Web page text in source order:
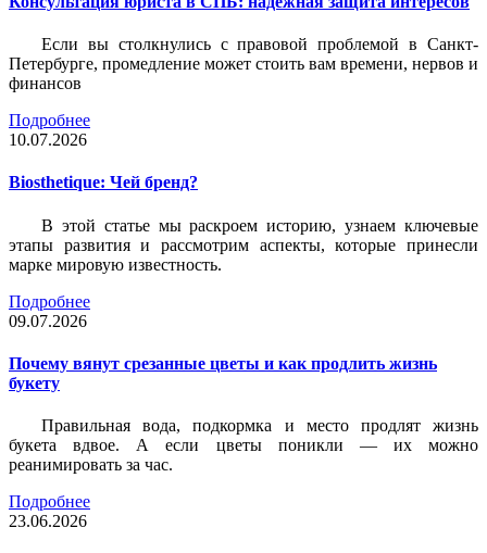
Если вы столкнулись с правовой проблемой в Санкт-
Петербурге, промедление может стоить вам времени, нервов и
финансов
Подробнее
10.07.2026
Biosthetique: Чей бренд?
В этой статье мы раскроем историю, узнаем ключевые
этапы развития и рассмотрим аспекты, которые принесли
марке мировую известность.
Подробнее
09.07.2026
Почему вянут срезанные цветы и как продлить жизнь
букету
Правильная вода, подкормка и место продлят жизнь
букета вдвое. А если цветы поникли — их можно
реанимировать за час.
Подробнее
23.06.2026